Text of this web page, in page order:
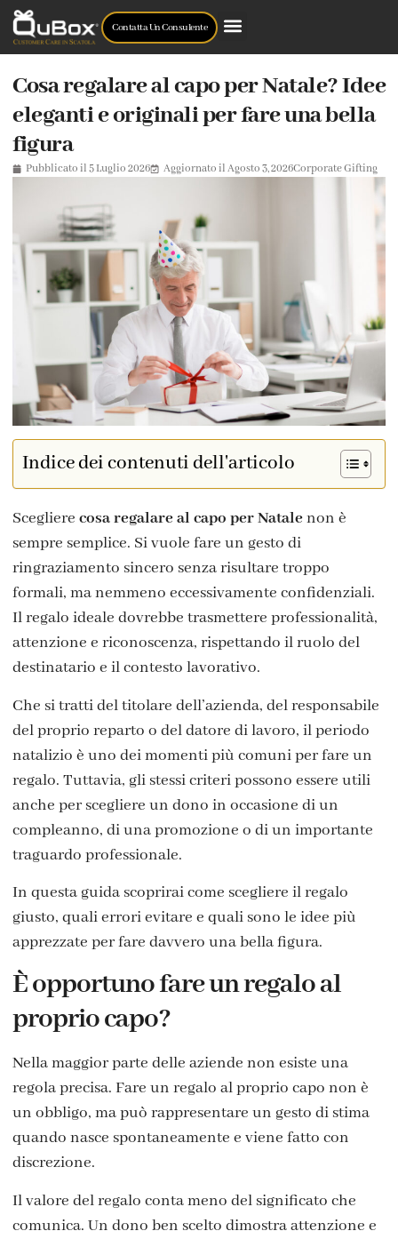
Contatta Un Consulente
Cosa regalare al capo per Natale? Idee
eleganti e originali per fare una bella
figura
Pubblicato il 5 Luglio 2026 Aggiornato il Agosto 3, 2026Corporate Gifting
Indice dei contenuti dell'articolo
Scegliere cosa regalare al capo per Natalenon è
sempre semplice. Si vuole fare un gesto di
ringraziamento sincero senza risultare troppo
formali, ma nemmeno eccessivamente confidenziali.
Il regalo ideale dovrebbe trasmettere professionalità,
attenzione e riconoscenza, rispettando il ruolo del
destinatario e il contesto lavorativo.
Che si tratti del titolare dell’azienda, del responsabile
del proprio reparto o del datore di lavoro, il periodo
natalizio è uno dei momenti più comuni per fare un
regalo. Tuttavia, gli stessi criteri possono essere utili
anche per scegliere un dono in occasione di un
compleanno, di una promozione o di un importante
traguardo professionale.
In questa guida scoprirai come scegliere il regalo
giusto, quali errori evitare e quali sono le idee più
apprezzate per fare davvero una bella figura.
È opportuno fare un regalo al
proprio capo?
Nella maggior parte delle aziende non esiste una
regola precisa. Fare un regalo al proprio capo non è
un obbligo, ma può rappresentare un gesto di stima
quando nasce spontaneamente e viene fatto con
discrezione.
Il valore del regalo conta meno del significato che
comunica. Un dono ben scelto dimostra attenzione e